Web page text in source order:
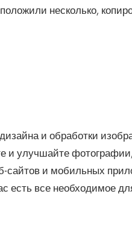
несколько,
и обработки
и улучшайте
сайтов и мобильных
есть все необходимое